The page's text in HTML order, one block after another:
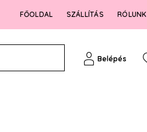
FŐOLDAL SZÁLLÍTÁS RÓLUNK
Belépés